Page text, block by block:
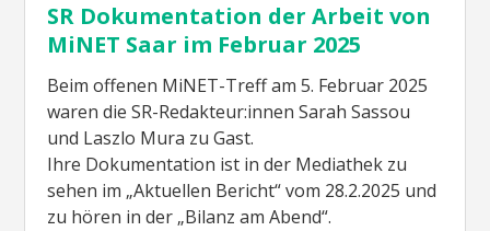
SR Dokumentation der Arbeit von
MiNET Saar im Februar 2025
Beim offenen MiNET-Treff am 5. Februar 2025
waren die SR-Redakteur:innen Sarah Sassou
und Laszlo Mura zu Gast.
Ihre Dokumentation ist in der Mediathek zu
sehen im „Aktuellen Bericht“ vom 28.2.2025 und
zu hören in der „Bilanz am Abend“.